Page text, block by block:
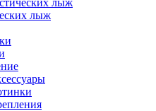
лыж
лыж